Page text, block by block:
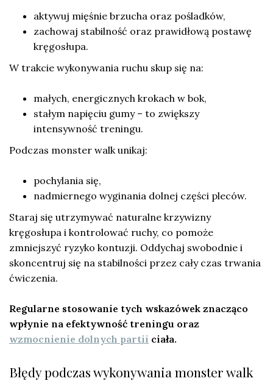
aktywuj mięśnie brzucha oraz pośladków,
zachowaj stabilność oraz prawidłową postawę
kręgosłupa.
W trakcie wykonywania ruchu skup się na:
małych, energicznych krokach w bok,
stałym napięciu gumy – to zwiększy
intensywność treningu.
Podczas monster walk unikaj:
pochylania się,
nadmiernego wyginania dolnej części pleców.
Staraj się utrzymywać naturalne krzywizny
kręgosłupa i kontrolować ruchy, co pomoże
zmniejszyć ryzyko kontuzji. Oddychaj swobodnie i
skoncentruj się na stabilności przez cały czas trwania
ćwiczenia.
Regularne stosowanie tych wskazówek znacząco
wpłynie na efektywność treningu oraz
wzmocnienie dolnych partii ciała.
Błędy podczas wykonywania monster walk